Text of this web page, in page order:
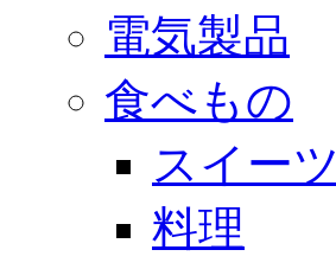
電気製品
食べもの
スイーツ
料理